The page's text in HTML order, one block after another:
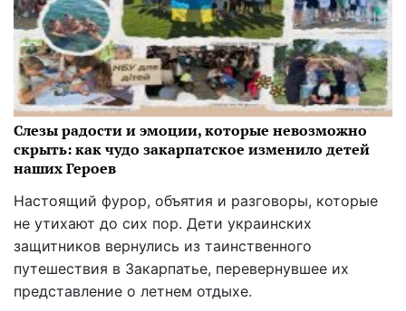
Слезы радости и эмоции, которые невозможно
скрыть: как чудо закарпатское изменило детей
наших Героев
Настоящий фурор, объятия и разговоры, которые
не утихают до сих пор. Дети украинских
защитников вернулись из таинственного
путешествия в Закарпатье, перевернувшее их
представление о летнем отдыхе.